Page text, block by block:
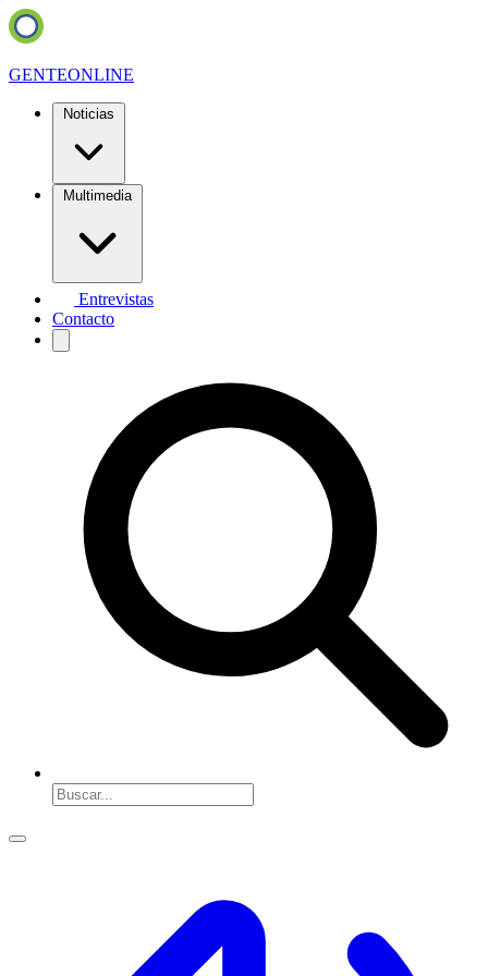
GENTEONLINE
Noticias
Multimedia
Entrevistas
Contacto